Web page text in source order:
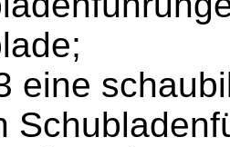
eine